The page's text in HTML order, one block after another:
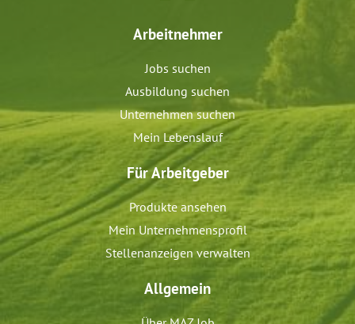
Arbeitnehmer
Jobs suchen
Ausbildung suchen
Unternehmen suchen
Mein Lebenslauf
Für Arbeitgeber
Produkte ansehen
Mein Unternehmensprofil
Stellenanzeigen verwalten
Allgemein